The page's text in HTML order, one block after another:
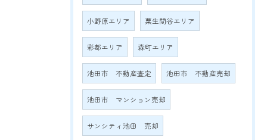
小野原エリア 粟生間谷エリア
彩都エリア 森町エリア
池田市 不動産査定 池田市 不動産売却
池田市 マンション売却
サンシティ池田 売却